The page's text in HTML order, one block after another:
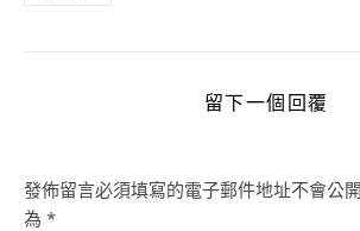
留下一個回覆
發佈留言必須填寫的電子郵件地址不會公
為 *